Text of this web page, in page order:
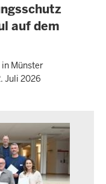
auf dem
Münster
Juli 2026